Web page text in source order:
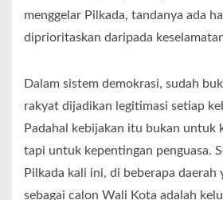
menggelar Pilkada, tandanya ada
diprioritaskan daripada
Dalam sistem demokrasi, sudah
rakyat dijadikan legitimasi setiap
Padahal kebijakan itu bukan untuk
tapi untuk kepentingan penguasa.
Pilkada kali ini, di beberapa daerah
sebagai calon Wali Kota adalah